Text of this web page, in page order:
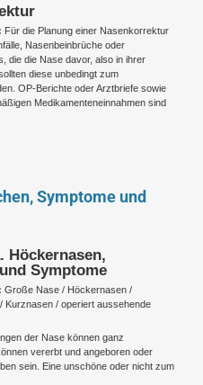
Für die Planung einer Nasenkorrektur
Nasenbeinbrüche oder
die die Nase davor, also in ihrer
diese unbedingt zum
OP-Berichte oder Arztbriefe sowie
Medikamenteneinnahmen sind
Symptome und
Höckernasen,
Symptome
Große Nase / Höckernasen /
Kurznasen / operiert aussehende
der Nase können ganz
vererbt und angeboren oder
sein. Eine unschöne oder nicht zum